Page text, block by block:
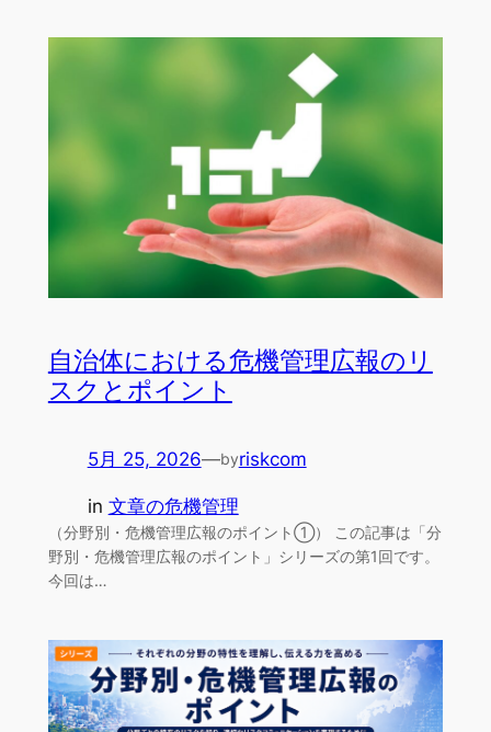
自治体における危機管理広報のリ
スクとポイント
5月 25, 2026—byriskcom
in 文章の危機管理
（分野別・危機管理広報のポイント①） この記事は「分
野別・危機管理広報のポイント」シリーズの第1回です。
今回は…